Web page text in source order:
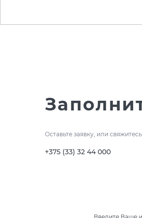
Оставьте заявку, или
+375 (33) 32 44 000